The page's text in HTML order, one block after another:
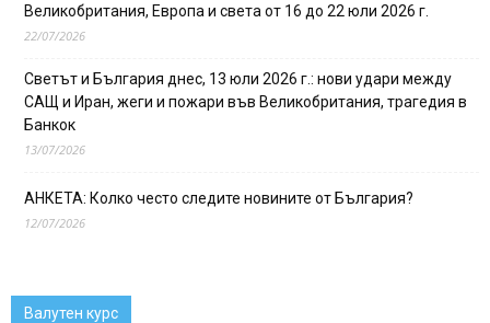
Великобритания, Европа и света от 16 до 22 юли 2026 г.
22/07/2026
Светът и България днес, 13 юли 2026 г.: нови удари между
САЩ и Иран, жеги и пожари във Великобритания, трагедия в
Банкок
13/07/2026
АНКЕТА: Колко често следите новините от България?
12/07/2026
Валутен курс